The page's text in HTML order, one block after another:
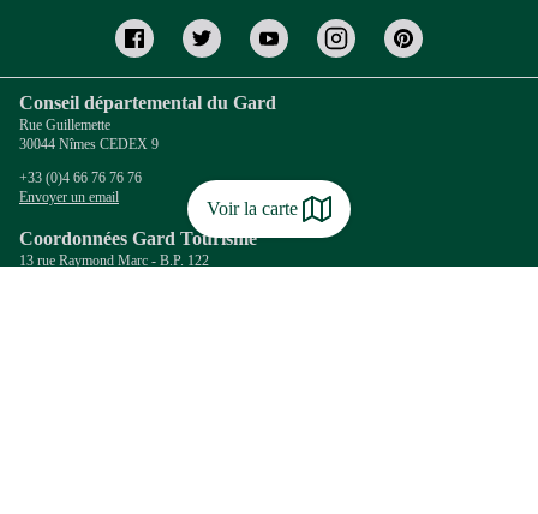
Voir la carte
Conseil départemental du Gard
Rue Guillemette
30044 Nîmes CEDEX 9
+33 (0)4 66 76 76 76
Envoyer un email
Coordonnées Gard Tourisme
13 rue Raymond Marc - B.P. 122